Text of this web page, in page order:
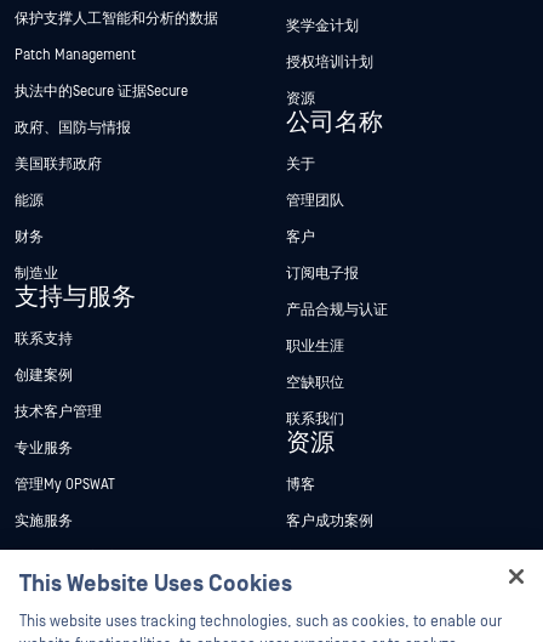
保护支撑人工智能和分析的数据
Patch Management
执法中的Secure 证据Secure
政府、国防与情报
美国联邦政府
能源
财务
制造业
支持与服务
联系支持
创建案例
技术客户管理
专业服务
管理My OPSWAT
实施服务
技术文档
培训
奖学金计划
授权培训计划
资源
公司名称
关于
管理团队
客户
订阅电子报
产品合规与认证
职业生涯
空缺职位
联系我们
资源
博客
客户成功案例
新闻报道
活动
This Website Uses Cookies
This website uses tracking technologies, such as cookies, to enable our
Hey there!